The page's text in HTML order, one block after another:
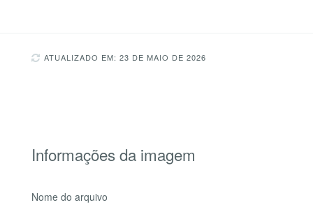
ATUALIZADO EM: 23 DE MAIO DE 2026
Informações da imagem
Nome do arquivo